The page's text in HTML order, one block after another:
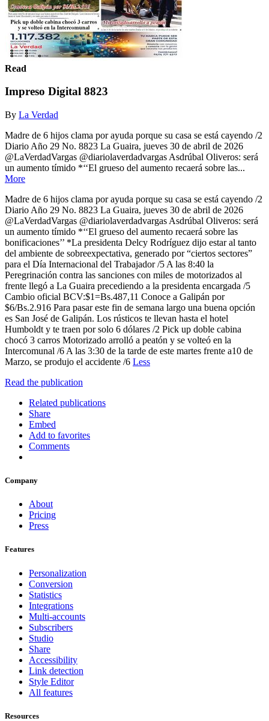
Read
Impreso Digital 8823
By La Verdad
Madre de 6 hijos clama por ayuda porque su casa se está cayendo /2
Diario Año 29 No. 8823 La Guaira, jueves 30 de abril de 2026
@LaVerdadVargas @diariolaverdadvargas Asdrúbal Oliveros: será
un aumento tímido *‘‘El grueso del aumento recaerá sobre las...
More
Madre de 6 hijos clama por ayuda porque su casa se está cayendo /2
Diario Año 29 No. 8823 La Guaira, jueves 30 de abril de 2026
@LaVerdadVargas @diariolaverdadvargas Asdrúbal Oliveros: será
un aumento tímido *‘‘El grueso del aumento recaerá sobre las
bonificaciones’’ *La presidenta Delcy Rodríguez dijo estar al tanto
del ambiente de sobreexpectativa, generado por “ciertos sectores”
para el Día Internacional del Trabajador /5 A las 8:40 la
Peregrinación contra las sanciones con miles de motorizados al
frente llegó a La Guaira precediendo a la presidenta encargada /5
Cambio oficial BCV:$1=Bs.487,11 Conoce a Galipán por
$6/Bs.2.916 Para pasar este fin de semana largo una buena opción
es San José de Galipán. Los rústicos te llevan hasta el hotel
Humboldt y te traen por solo 6 dólares /2 Pick up doble cabina
chocó 3 carros Motorizado arrolló a peatón y se volteó en la
Intercomunal /6 A las 3:30 de la tarde de este martes frente a10 de
Marzo, se produjo el accidente /6 Less
Read the publication
Related publications
Share
Embed
Add to favorites
Comments
Company
About
Pricing
Press
Features
Personalization
Conversion
Statistics
Integrations
Multi-accounts
Subscribers
Studio
Share
Accessibility
Link detection
Style Editor
All features
Resources